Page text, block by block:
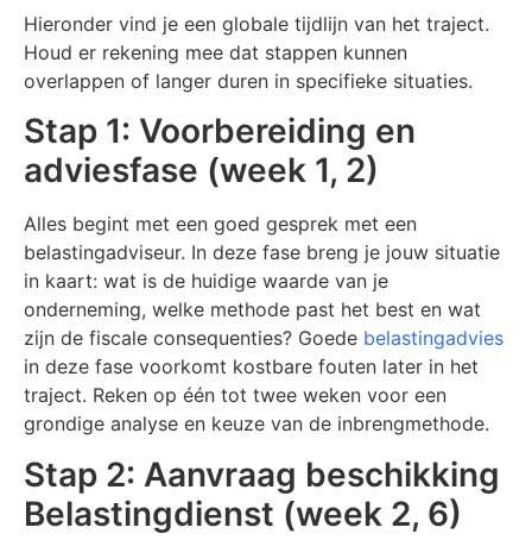
Hieronder vind je een globale tijdlijn van het traject.
Houd er rekening mee dat stappen kunnen
overlappen of langer duren in specifieke situaties.
Stap 1: Voorbereiding en
adviesfase (week 1, 2)
Alles begint met een goed gesprek met een
belastingadviseur. In deze fase breng je jouw situatie
in kaart: wat is de huidige waarde van je
onderneming, welke methode past het best en wat
zijn de fiscale consequenties? Goede belastingadvies
in deze fase voorkomt kostbare fouten later in het
traject. Reken op één tot twee weken voor een
grondige analyse en keuze van de inbrengmethode.
Stap 2: Aanvraag beschikking
Belastingdienst (week 2, 6)